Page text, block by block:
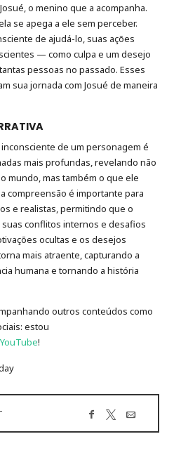
o menino que a acompanha.
se apega a ele sem perceber.
de ajudá-lo, suas ações
— como culpa e um desejo
pessoas no passado. Esses
sua jornada com Josué de maneira
de um personagem é
mais profundas, revelando não
mundo, mas também o que ele
compreensão é importante para
e realistas, permitindo que o
conflitos internos e desafios
ocultas e os desejos
mais atraente, capturando a
humana e tornando a história
outros conteúdos como
estou
YouTube!